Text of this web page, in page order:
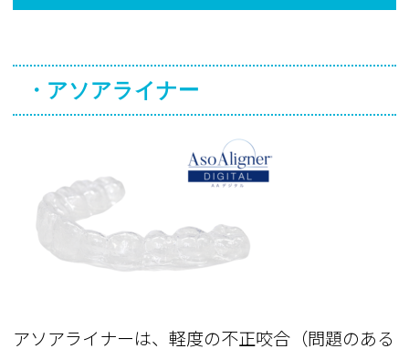
・アソアライナー
アソアライナーは、軽度の不正咬合（問題のある